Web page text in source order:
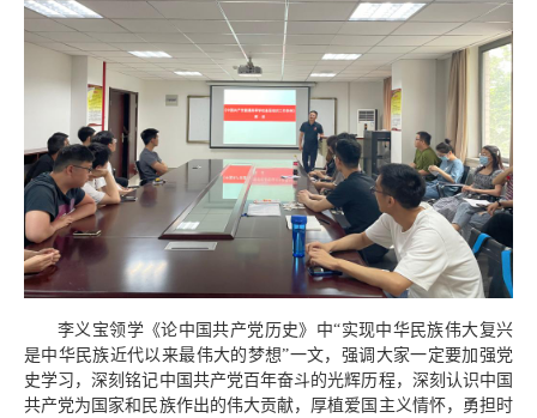
李义宝领学《论中国共产党历史》中“实现中华民族伟大复兴
是中华民族近代以来最伟大的梦想”一文，强调大家一定要加强党
史学习，深刻铭记中国共产党百年奋斗的光辉历程，深刻认识中国
共产党为国家和民族作出的伟大贡献，厚植爱国主义情怀，勇担时